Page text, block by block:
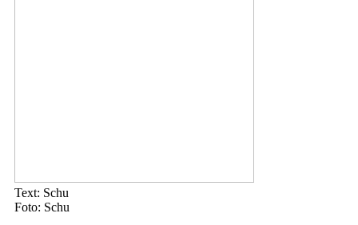
Text: Schu
Foto: Schu